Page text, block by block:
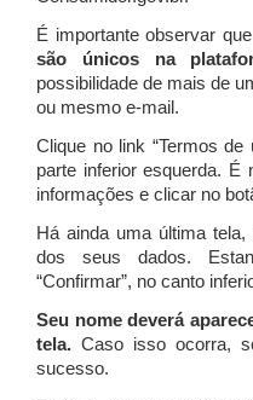
É importante observar que
são únicos na
possibilidade de mais de
ou mesmo e-mail.
Clique no link “Termos
parte inferior esquerda. É
informações e clicar no
Há ainda uma última
dos seus dados.
“Confirmar”, no canto
Seu nome deverá
tela. Caso isso ocorra,
sucesso.